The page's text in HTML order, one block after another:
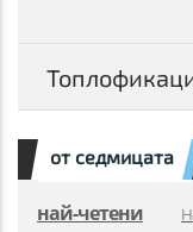
от седмицата
най-четени